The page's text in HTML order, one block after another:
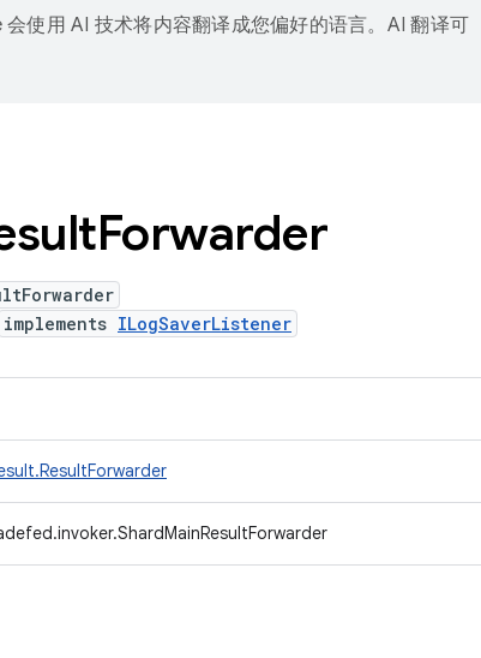
使用 AI 技术将内容翻译成您偏好的语言。AI 翻译可
Forwarder
implements ILogSaverListener